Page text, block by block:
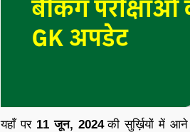
यहाँ पर11 जून, 2024 की सुर्ख़ियों में